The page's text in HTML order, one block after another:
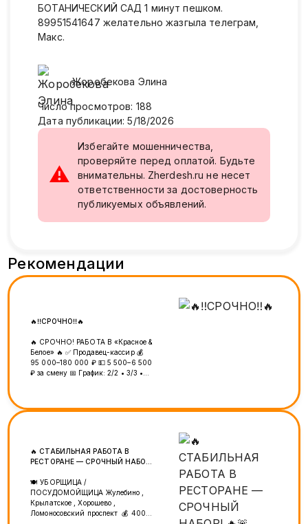
БОТАНИЧЕСКИЙ САД 1 минут пешком.
89951541647 желательно жазгыла телеграм,
Макс.
Жоробекова Элина
Число просмотров: 188
Дата публикации: 5/18/2026
⚠
Избегайте мошенничества,
проверяйте перед оплатой. Будьте
внимательны. Zherdesh.ru не несет
ответственности за достоверность
публикуемых объявлений.
Рекомендации
🔥‼️СРОЧНО‼️🔥
🔥 СРОЧНО! РАБОТА В «Красное &
Белое» 🔥 ✅ Продавец-кассир 💰
95 000–180 000 ₽ 💵 5 500–6 500
₽ за смену 📅 График: 2/2 • 3/3 •
Лихоборы 📞 +7 (925) 456-21-01
000–180 000 ₽ 💵 5 500–6 500 ₽
сменага 📅 График: 2/2 • 3/3 • 5/2
айына 3 жолу 📈 Карьералык өсүү
📍 м. Верхние Лихоборы 📞 +7
(925) 456-21-01
🔥 СТАБИЛЬНАЯ РАБОТА В
РЕСТОРАНЕ — СРОЧНЫЙ НАБОР!
🍽 УБОРЩИЦА /
ПОСУДОМОЙЩИЦА Жулебино ,
Крылатское , Хорошево ,
Ломоносовский проспект 💰 4000